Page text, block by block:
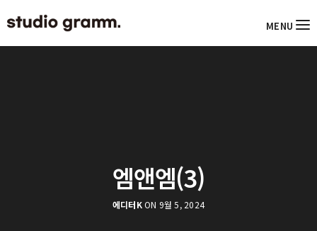
MENU
엠앤엠(3)
에디터KON 9월 5, 2024